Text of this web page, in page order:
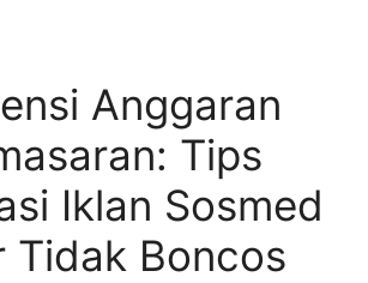
Anggaran
Tips
Iklan Sosmed
Tidak Boncos